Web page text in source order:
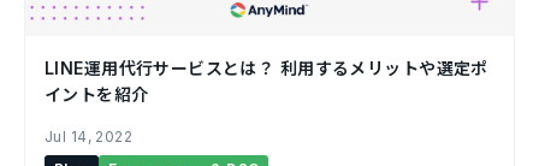
LINE運用代行サービスとは？ 利用するメリットや選定ポ
イントを紹介￼
Jul 14, 2022